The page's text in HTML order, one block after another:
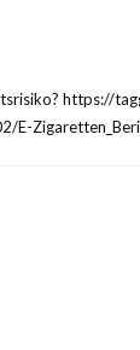
https://
E-